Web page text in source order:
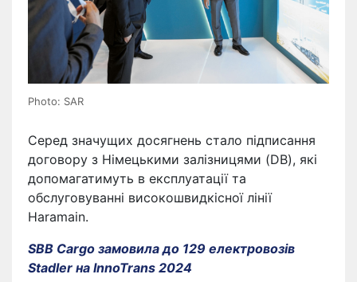
Photo: SAR
Серед значущих досягнень стало підписання
договору з Німецькими залізницями (DB), які
допомагатимуть в експлуатації та
обслуговуванні високошвидкісної лінії
Haramain.
SBB Cargo замовила до 129 електровозів
Stadler на InnoTrans 2024